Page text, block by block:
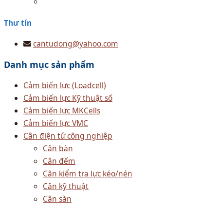
Thư tín
cantudong@yahoo.com
Danh mục sản phẩm
Cảm biến lực (Loadcell)
Cảm biến lực Kỹ thuật số
Cảm biến lực MKCells
Cảm biến lực VMC
Cân điện tử công nghiệp
Cân bàn
Cân đếm
Cân kiểm tra lực kéo/nén
Cân kỹ thuật
Cân sàn